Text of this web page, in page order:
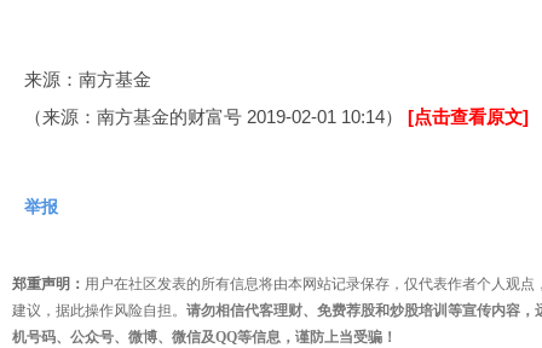
来源：南方基金
（来源：南方基金的财富号 2019-02-01 10:14） [点击查看原文]
举报
郑重声明： 用户在社区发表的所有信息将由本网站记录保存，仅代表作者个人观
建议，据此操作风险自担。 请勿相信代客理财、免费荐股和炒股培训等宣传内容
机号码、公众号、微博、微信及QQ等信息，谨防上当受骗！